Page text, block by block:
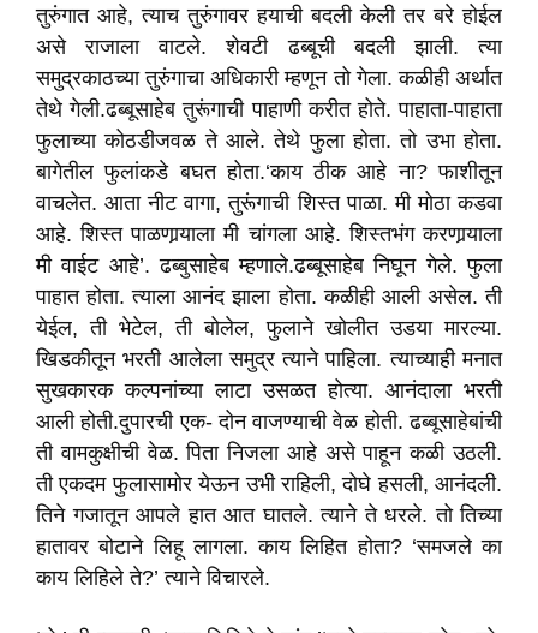
तुरुंगात आहे, त्याच तुरुंगावर हयाची बदली केली तर बरे होईल
असे राजाला वाटले. शेवटी ढब्बूची बदली झाली. त्या
समुद्रकाठच्या तुरुंगाचा अधिकारी म्हणून तो गेला. कळीही अर्थात
तेथे गेली.ढब्बूसाहेब तुरूंगाची पाहाणी करीत होते. पाहाता-पाहाता
फुलाच्या कोठडीजवळ ते आले. तेथे फुला होता. तो उभा होता.
बागेतील फुलांकडे बघत होता.‘काय ठीक आहे ना? फाशीतून
वाचलेत. आता नीट वागा, तुरूंगाची शिस्त पाळा. मी मोठा कडवा
आहे. शिस्त पाळणार्‍याला मी चांगला आहे. शिस्तभंग करणार्‍याला
मी वाईट आहे’. ढब्बुसाहेब म्हणाले.ढब्बूसाहेब निघून गेले. फुला
पाहात होता. त्याला आनंद झाला होता. कळीही आली असेल. ती
येईल, ती भेटेल, ती बोलेल, फुलाने खोलीत उडया मारल्या.
खिडकीतून भरती आलेला समुद्र त्याने पाहिला. त्याच्याही मनात
सुखकारक कल्पनांच्या लाटा उसळत होत्या. आनंदाला भरती
आली होती.दुपारची एक- दोन वाजण्याची वेळ होती. ढब्बूसाहेबांची
ती वामकुक्षीची वेळ. पिता निजला आहे असे पाहून कळी उठली.
ती एकदम फुलासामोर येऊन उभी राहिली, दोघे हसली, आनंदली.
तिने गजातून आपले हात आत घातले. त्याने ते धरले. तो तिच्या
हातावर बोटाने लिहू लागला. काय लिहित होता? ‘समजले का
काय लिहिले ते?’ त्याने विचारले.